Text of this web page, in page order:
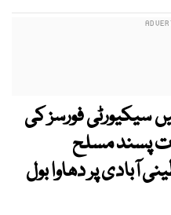
سیکیورٹی فورسز کی
پسند مسلح
آبادی پر دھاوا بول